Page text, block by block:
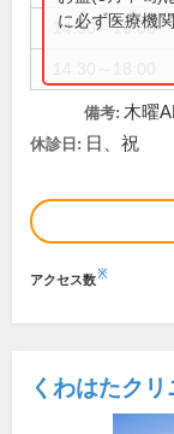
14:30～16:00
に必ず医療機
備考: 木曜
休診日: 日、祝
アクセス数※
くわはたクリ